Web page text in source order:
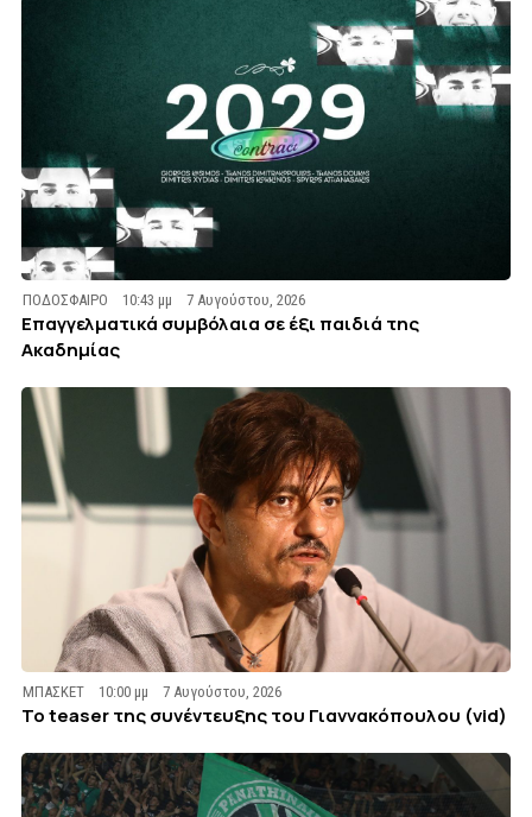
ΠΟΔΟΣΦΑΙΡΟ 10:43 μμ 7 Αυγούστου, 2026
Επαγγελματικά συμβόλαια σε έξι παιδιά της
Ακαδημίας
ΜΠΑΣΚΕΤ 10:00 μμ 7 Αυγούστου, 2026
To teaser της συνέντευξης του Γιαννακόπουλου (vid)